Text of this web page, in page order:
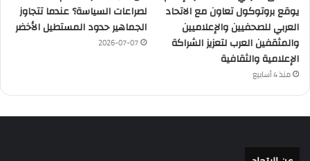
يوقع بروتوكول تعاون مع الاتحاد
العربي للصحفيين والإعلاميين
والمثقفين العرب لتعزيز الشراكة
الإعلامية والثقافية
منذ 4 أسابيع
لصراعات السياسة؟ عندما تتجاوز
الجماهير حدود المستطيل الأخضر
2026-07-07